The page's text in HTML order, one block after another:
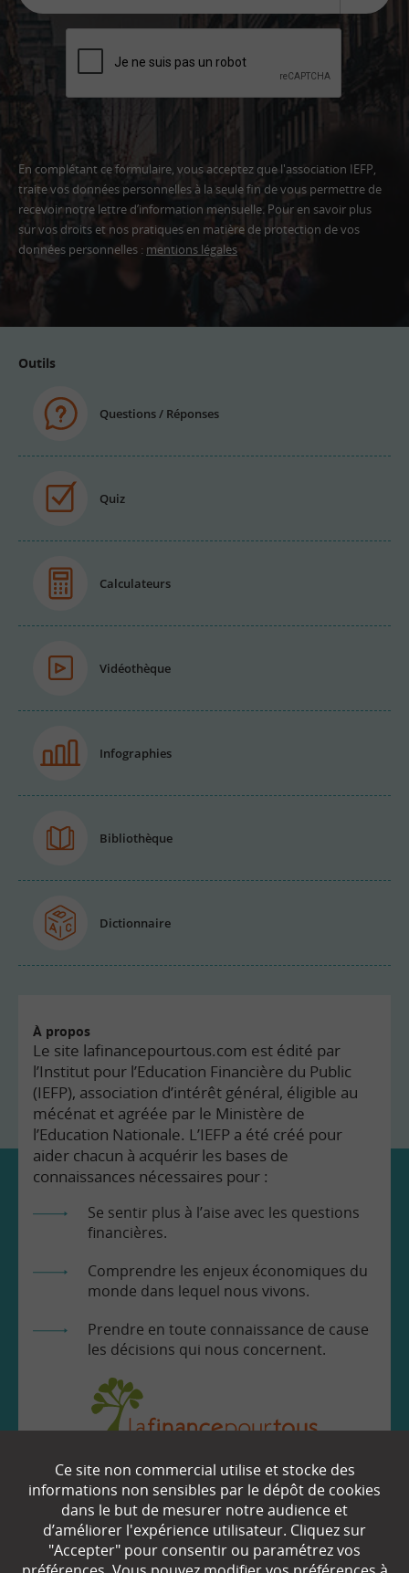
En complétant ce formulaire, vous acceptez que l'association IEFP,
traite vos données personnelles à la seule fin de vous permettre de
recevoir notre lettre d’information mensuelle. Pour en savoir plus
sur vos droits et nos pratiques en matière de protection de vos
données personnelles : mentions légales
Adresse
Outils
Questions / Réponses
Quiz
Calculateurs
Vidéothèque
Infographies
Bibliothèque
Dictionnaire
À propos
Le site lafinancepourtous.com est édité par
l’Institut pour l’Education Financière du Public
(IEFP), association d’intérêt général, éligible au
mécénat et agréée par le Ministère de
l’Education Nationale. L’IEFP a été créé pour
aider chacun à acquérir les bases de
connaissances nécessaires pour :
Se sentir plus à l’aise avec les questions
financières.
Comprendre les enjeux économiques du
monde dans lequel nous vivons.
Prendre en toute connaissance de cause
les décisions qui nous concernent.
EN SAVOIR
Qui sommes-nous ?
Ce site non commercial utilise et stocke des
informations non sensibles par le dépôt de cookies
dans le but de mesurer notre audience et
d’améliorer l'expérience utilisateur. Cliquez sur
"Accepter" pour consentir ou paramétrez vos